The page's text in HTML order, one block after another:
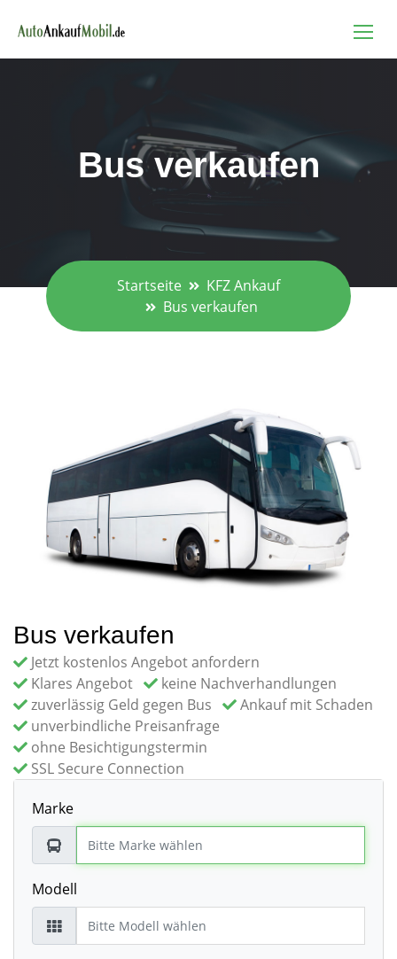
Bus verkaufen
Startseite
KFZ Ankauf
Bus verkaufen
Bus verkaufen
Jetzt kostenlos Angebot anfordern
Klares Angebot
keine Nachverhandlungen
zuverlässig Geld gegen Bus
Ankauf mit Schaden
unverbindliche Preisanfrage
ohne Besichtigungstermin
SSL Secure Connection
Marke
Modell